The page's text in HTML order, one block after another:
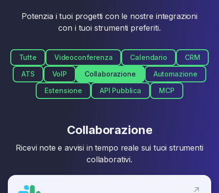
Potenzia i tuoi progetti con le nostre integrazioni
con i tuoi strumenti preferiti.
Tutte Videoconferenza Calendario
CRM
ATS
VoIP Collaborazione
Automazione
Estensione
API Pubblica MCP
Collaborazione
Ricevi note e avvisi in tempo reale sui tuoi strumenti
collaborativi.